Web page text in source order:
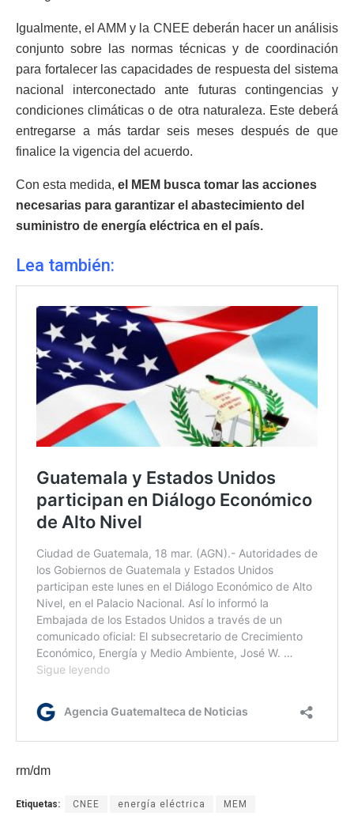
Igualmente, el AMM y la CNEE deberán hacer un análisis
conjunto sobre las normas técnicas y de coordinación
para fortalecer las capacidades de respuesta del sistema
nacional interconectado ante futuras contingencias y
condiciones climáticas o de otra naturaleza. Este deberá
entregarse a más tardar seis meses después de que
finalice la vigencia del acuerdo.
Con esta medida, el MEM busca tomar las acciones
necesarias para garantizar el abastecimiento del
suministro de energía eléctrica en el país.
Lea también:
rm/dm
Etiquetas: CNEE energía eléctrica MEM